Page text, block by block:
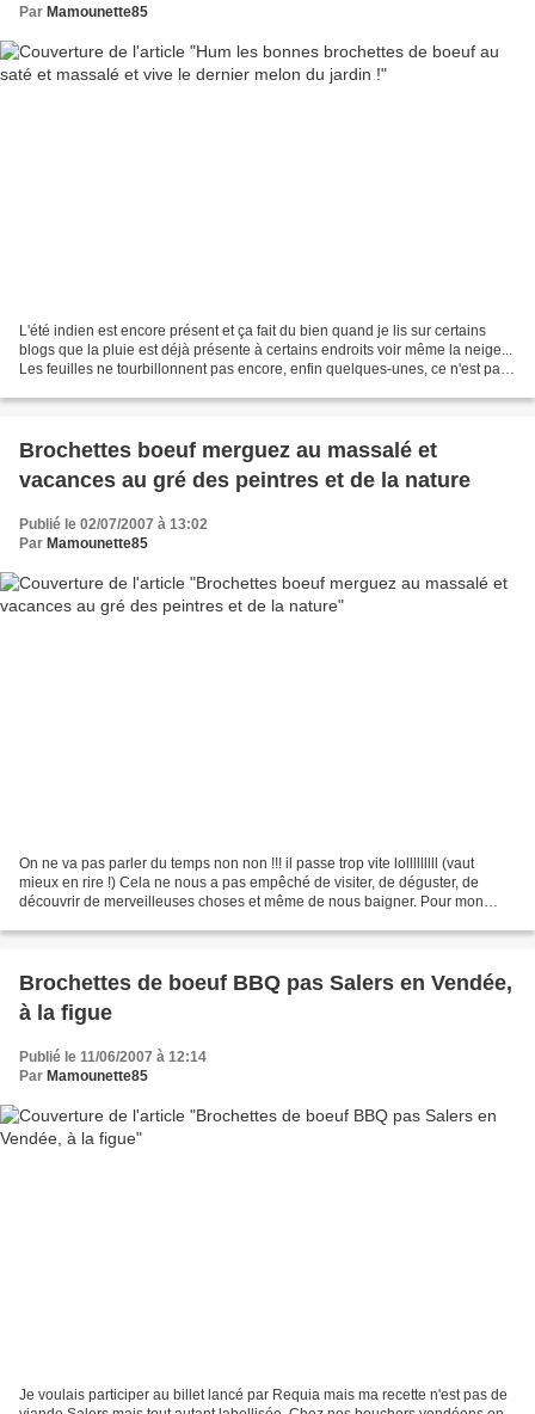
Par Mamounette85
L'été indien est encore présent et ça fait du bien quand je lis sur certains
blogs que la pluie est déjà présente à certains endroits voir même la neige...
Les feuilles ne tourbillonnent pas encore, enfin quelques-unes, ce n'est pas
Brochettes boeuf merguez au massalé et
vacances au gré des peintres et de la nature
Publié le 02/07/2007 à 13:02
Par Mamounette85
On ne va pas parler du temps non non !!! il passe trop vite lolllllllll (vaut
mieux en rire !) Cela ne nous a pas empêché de visiter, de déguster, de
découvrir de merveilleuses choses et même de nous baigner. Pour mon
Brochettes de boeuf BBQ pas Salers en Vendée,
à la figue
Publié le 11/06/2007 à 12:14
Par Mamounette85
Je voulais participer au billet lancé par Requia mais ma recette n'est pas de